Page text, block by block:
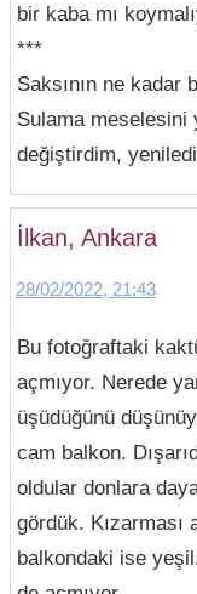
bir kaba mı
***
Saksının ne kadar
Sulama meselesini
değiştirdim,
İlkan, Ankara
28/02/2022, 21:43
Bu fotoğraftaki
açmıyor. Nerede
üşüdüğünü
cam balkon.
oldular donlara
gördük. Kızarması
balkondaki ise